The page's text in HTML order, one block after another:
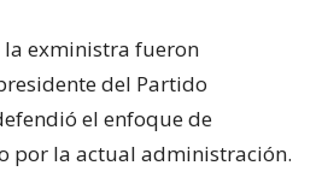
la exministra fueron
del Partido
el enfoque de
por la actual administración.